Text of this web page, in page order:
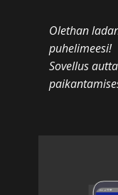
Olethan
puhelimeesi!
Sovellus